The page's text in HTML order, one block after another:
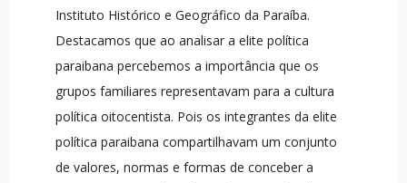
Instituto Histórico e Geográfico da Paraíba.
Destacamos que ao analisar a elite política
paraibana percebemos a importância que os
grupos familiares representavam para a cultura
política oitocentista. Pois os integrantes da elite
política paraibana compartilhavam um conjunto
de valores, normas e formas de conceber a